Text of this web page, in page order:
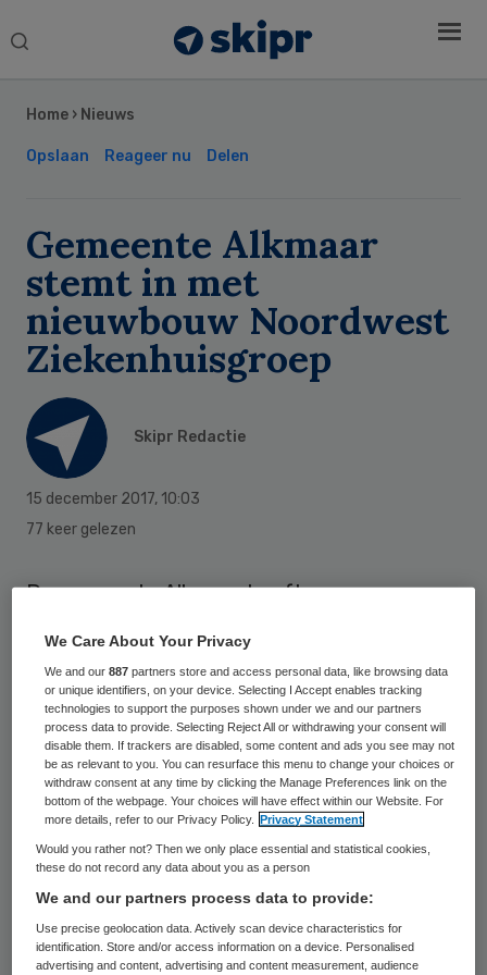
Search
Home › Nieuws
Opslaan Reageer nu Delen
Gemeente Alkmaar
stemt in met
nieuwbouw Noordwest
Ziekenhuisgroep
Skipr Redactie
15 december 2017, 10:03
77 keer gelezen
De gemeente Alkmaar heeft
nieuwbouwplannen van de Noordwest
Ziekenhuisgroep. Alle partijen op GroenLinks
na hebben voor de plannen gestemd.
Voor de bouw moeten bomen worden
gekapt in het stadspark De Hout.
Voorafgaand aan de raadsvergadering
werd er nog een protestmars gehouden,
maar tevergeefs zo meldt RTV Noord-
Holland.
Sidebar
We Care About Your Privacy
We and our887 partners store and access personal data, like browsing data
or unique identifiers, on your device. Selecting I Accept enables tracking
technologies to support the purposes shown under we and our partners
process data to provide. Selecting Reject All or withdrawing your consent will
disable them. If trackers are disabled, some content and ads you see may not
be as relevant to you. You can resurface this menu to change your choices or
withdraw consent at any time by clicking the Manage Preferences link on the
bottom of the webpage. Your choices will have effect within our Website. For
more details, refer to our Privacy Policy.
Privacy Statement
Would you rather not? Then we only place essential and statistical cookies,
these do not record any data about you as a person
We and our partners process data to provide:
Use precise geolocation data. Actively scan device characteristics for
identification. Store and/or access information on a device. Personalised
advertising and content, advertising and content measurement, audience